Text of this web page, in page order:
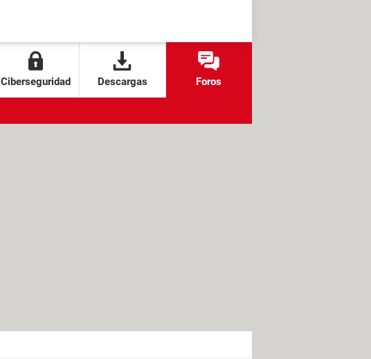
Ciberseguridad Descargas Foros